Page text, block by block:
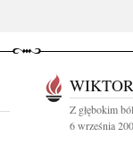
Z głębokim
6 września